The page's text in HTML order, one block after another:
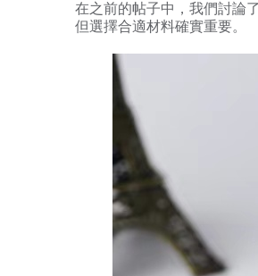
在之前的帖子中，我們討論
但選擇合適材料確實重要。